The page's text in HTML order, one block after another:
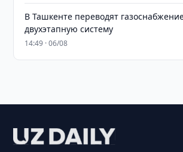
В Ташкенте переводят
двухэтапную систему
14:49 · 06/08